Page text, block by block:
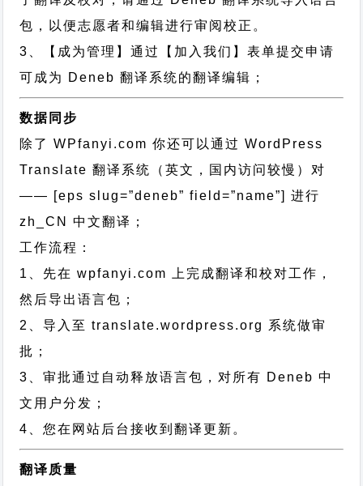
包，以便志愿者和编辑进行审阅校正。
3、【成为管理】通过【加入我们】表单提交申请
可成为 Deneb 翻译系统的翻译编辑；
数据同步
除了 WPfanyi.com 你还可以通过WordPress
Translate 翻译系统（英文，国内访问较慢）对
—— [eps slug=”deneb” field=”name”]进行
zh_CN
中文翻译；
工作流程：
1、先在 wpfanyi.com 上完成翻译和校对工作，
然后导出语言包；
2、导入至 translate.wordpress.org 系统做审
批；
3、审批通过自动释放语言包，对所有 Deneb 中
文用户分发；
4、您在网站后台接收到翻译更新。
翻译质量